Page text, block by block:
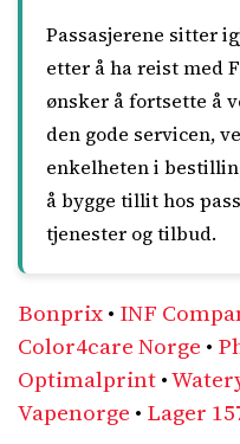
Passasjerene sitter
etter å ha reist med
ønsker å fortsette å
den gode servicen,
enkelheten i
å bygge tillit hos
tjenester og tilbud.
Bonprix• INF
Color4care Norge •
Optimalprint•
Vapenorge • Lager